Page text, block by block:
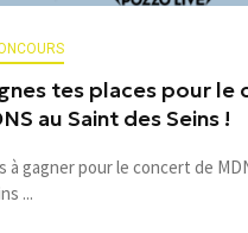
tes places pour le
au Saint des Seins !
à gagner pour le concert de
...